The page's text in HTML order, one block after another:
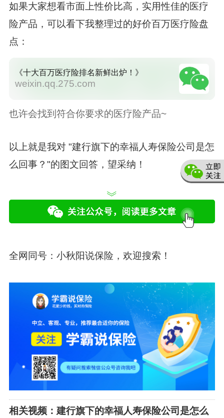
如果大家想看市面上性价比高，实用性佳的医疗
险产品，可以看下我整理过的好价百万医疗险盘
点：
《十大百万医疗险排名新鲜出炉！》
weixin.qq.275.com
也许会找到符合你要求的医疗险产品~
以上就是我对 "建行旗下的幸福人寿保险公司是怎
么回事？"的图文回答，望采纳！
全网同号： 小秋阳说保险 ，欢迎搜索！
相关视频：建行旗下的幸福人寿保险公司是怎么